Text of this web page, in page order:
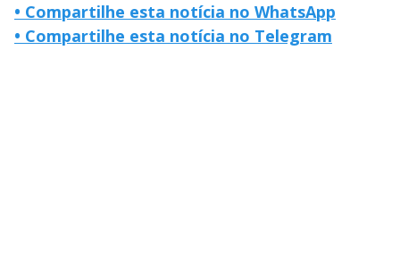
• Compartilhe esta notícia no WhatsApp
• Compartilhe esta notícia no Telegram